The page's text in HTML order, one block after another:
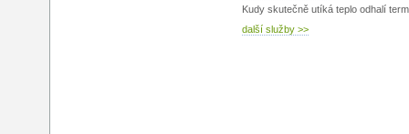
Kudy skutečně utíká teplo odhalí
další služby >>